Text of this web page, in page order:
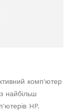
комп'ютер
найбільш
HP.